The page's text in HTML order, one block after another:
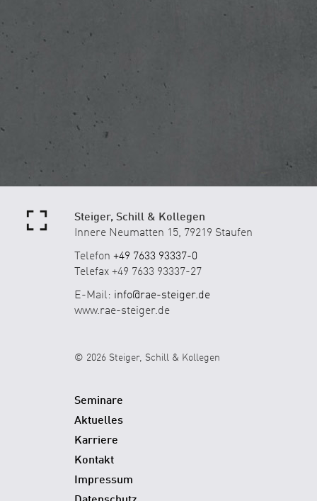
Steiger, Schill & Kollegen
Innere Neumatten 15, 79219 Staufen
Telefon +49 7633 93337-0
Telefax +49 7633 93337-27
E-Mail: info@rae-steiger.de
www.rae-steiger.de
© 2026 Steiger, Schill & Kollegen
Seminare
Aktuelles
Karriere
Kontakt
Impressum